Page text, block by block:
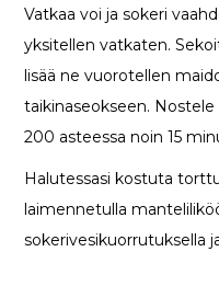
Vatkaa voi ja sokeri
yksitellen vatkaten.
lisää ne vuorotellen
taikinaseokseen.
200 asteessa noin 15
Halutessasi kostuta
laimennetulla
sokerivesikuorrutuksella